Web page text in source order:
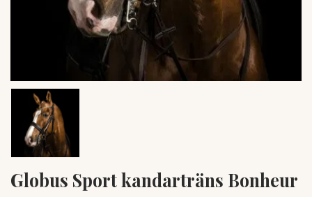
Globus Sport kandarträns Bonheur